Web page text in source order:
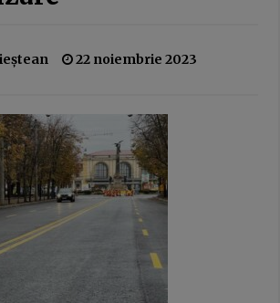
fără rezultate: cum sunt pedepsiți
românii pentru greșeli pe care nu le-au făcut
Grindeanu, critic la adresa
din coaliție: Când guvernezi,
trebuie să te ghideze dorința de a face viața
bună românilor, nu mai rea. Atunci nu are
să guvernezi
3 februarie 2026
Guvernul Bolojan taie iar de la elevi.
Programul național Vouchere culturale pentru
a fost amânat pentru anul școlar 2027 –
22 noiembrie 2023